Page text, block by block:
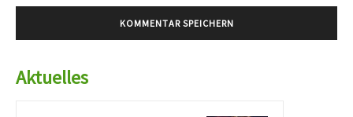
Aktuelles